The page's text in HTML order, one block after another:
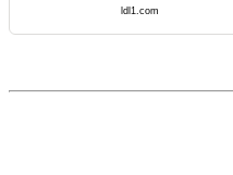
ldl1.com